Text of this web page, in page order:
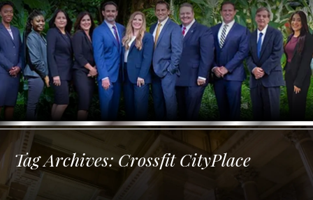
Tag Archives: Crossfit CityPlace